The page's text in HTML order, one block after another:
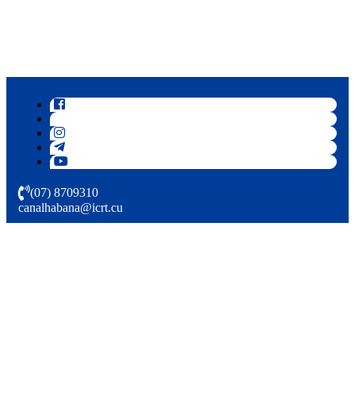
(07) 8709310
canalhabana@icrt.cu